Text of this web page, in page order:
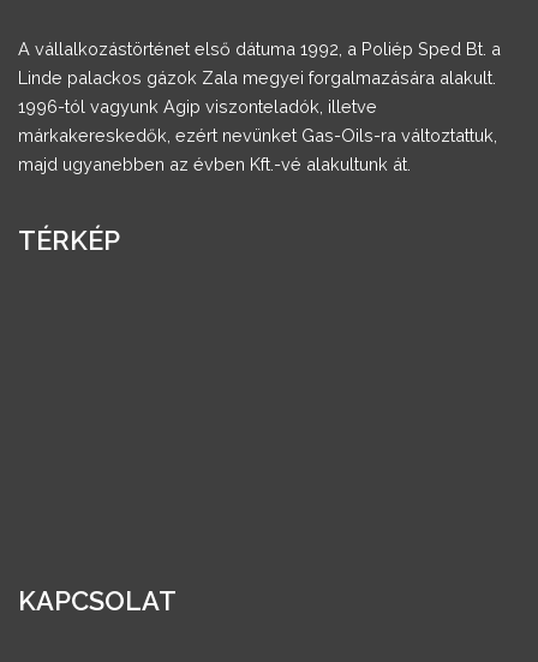
A vállalkozástörténet első dátuma 1992, a Poliép Sped Bt. a
Linde palackos gázok Zala megyei forgalmazására alakult.
1996-tól vagyunk Agip viszonteladók, illetve
márkakereskedők, ezért nevünket Gas-Oils-ra változtattuk,
majd ugyanebben az évben Kft.-vé alakultunk át.
TÉRKÉP
KAPCSOLAT